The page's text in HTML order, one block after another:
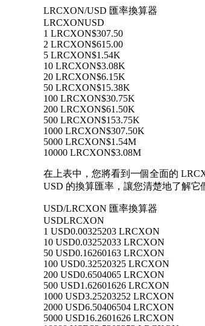
LRCXON/USD 匯率換算器
LRCXONUSD
1 LRCXON$307.50
2 LRCXON$615.00
5 LRCXON$1.54K
10 LRCXON$3.08K
20 LRCXON$6.15K
50 LRCXON$15.38K
100 LRCXON$30.75K
200 LRCXON$61.50K
500 LRCXON$153.75K
1000 LRCXON$307.50K
5000 LRCXON$1.54M
10000 LRCXON$3.08M
在上表中，您將看到一個全面的
USD 的換算匯率，讓您清楚地了解它
USD/LRCXON 匯率換算器
USDLRCXON
1 USD0.00325203 LRCXON
10 USD0.03252033 LRCXON
50 USD0.16260163 LRCXON
100 USD0.32520325 LRCXON
200 USD0.6504065 LRCXON
500 USD1.62601626 LRCXON
1000 USD3.25203252 LRCXON
2000 USD6.50406504 LRCXON
5000 USD16.2601626 LRCXON